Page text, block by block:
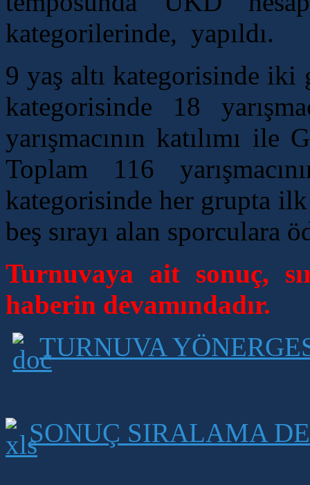
kategorilerinde, yapıldı.
9 yaş altı kategorisinde iki
kategorisinde 18
yarışmacının katılımı ile
Toplam 116
kategorisinde her grupta
beş sırayı alan sporculara
Turnuvaya ait sonuç,
haberin devamındadır.
TURNUVA
SONUÇ SIRALAMA